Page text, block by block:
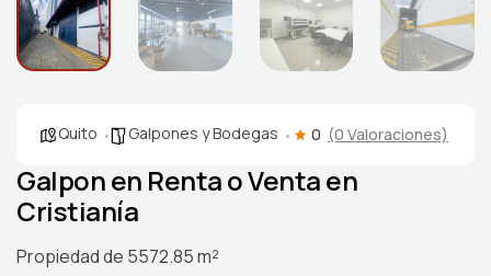
Quito Galpones y Bodegas 0 (0 Valoraciones)
Galpon en Renta o Venta en
Cristianía
Propiedad de 5572.85 m²